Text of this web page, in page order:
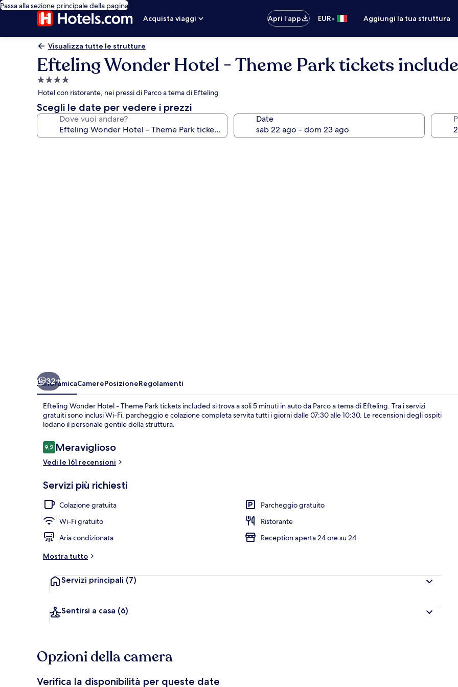
Passa alla sezione principale della pagina
Acquista viaggi
Apri l’app EUR• Aggiungi la tua struttura
Visualizza tutte le strutture
Efteling Wonder Hotel - Theme Park tickets
Struttura
a
4.0
stelle
Hotel con ristorante, nei pressi di Parco a tema di Efteling
Scegli le date per vedere i prezzi
Dove vuoi andare? Date
32+
PanoramicaCamerePosizioneRegolamenti
Efteling Wonder Hotel - Theme Park tickets included si trova a soli 5 minuti in auto da Parco a tema di Efteling. Tra i servizi
gratuiti sono inclusi Wi-Fi, parcheggio e colazione completa servita tutti i giorni dalle 07:30 alle 10:30. Le recensioni degli ospiti
lodano il personale gentile della struttura.
Recensioni
9,29,2 su 10
Meraviglioso
Vedi le 161 recensioni
Servizi più richiesti
Colazione gratuita
Parcheggio gratuito
Wi-Fi gratuito
Ristorante
Aria condizionata
Reception aperta 24 ore su 24
Mostra tutto
Servizi principali (7)
Sentirsi a casa (6)
Opzioni della camera
Verifica la disponibilità per queste date